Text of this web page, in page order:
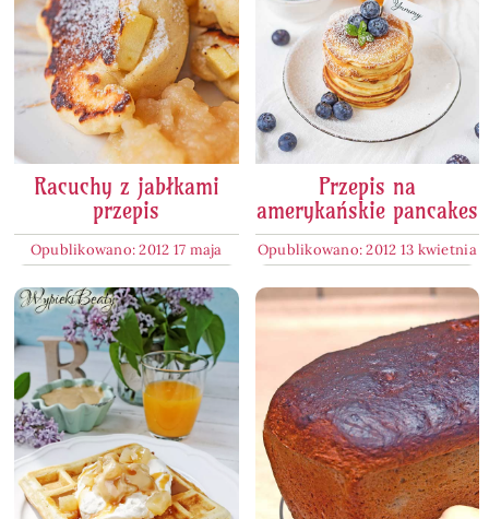
Racuchy z jabłkami
przepis
Opublikowano: 2012 17 maja
Przepis na
amerykańskie pancakes
Opublikowano: 2012 13 kwietnia